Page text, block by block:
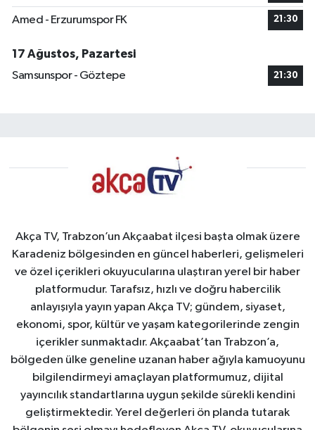
Amed - Erzurumspor FK 21:30
17 Ağustos, Pazartesi
Samsunspor - Göztepe
21:30
Akça TV, Trabzon’un Akçaabat ilçesi başta olmak üzere
Karadeniz bölgesinden en güncel haberleri, gelişmeleri
ve özel içerikleri okuyucularına ulaştıran yerel bir haber
platformudur. Tarafsız, hızlı ve doğru habercilik
anlayışıyla yayın yapan Akça TV; gündem, siyaset,
ekonomi, spor, kültür ve yaşam kategorilerinde zengin
içerikler sunmaktadır. Akçaabat’tan Trabzon’a,
bölgeden ülke geneline uzanan haber ağıyla kamuoyunu
bilgilendirmeyi amaçlayan platformumuz, dijital
yayıncılık standartlarına uygun şekilde sürekli kendini
geliştirmektedir. Yerel değerleri ön planda tutarak